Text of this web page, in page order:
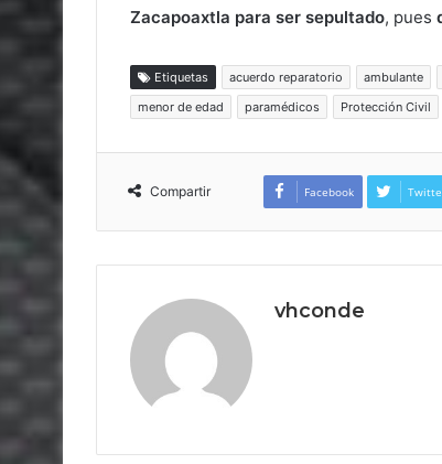
Zacapoaxtla para ser sepultado, pues
Etiquetas acuerdo reparatorio ambulante
menor de edad
paramédicos Protección Civil
Compartir Facebook
vhconde